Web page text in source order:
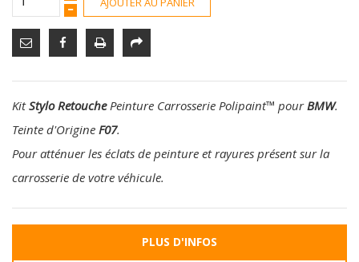
KitStylo RetouchePeinture Carrosserie Polipaint™ pourBMW.
Teinte d'Origine F07.
Pour atténuer les éclats de peinture et rayures présent sur la
carrosserie de votre véhicule.
PLUS D'INFOS